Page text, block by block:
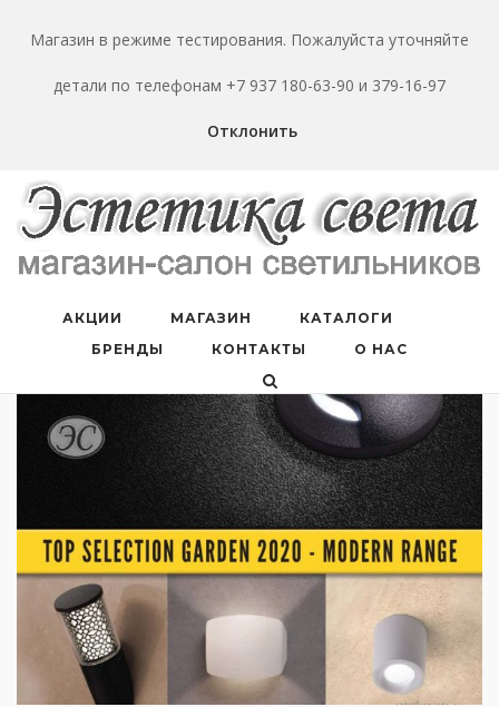
Магазин в режиме тестирования. Пожалуйста уточняйте
детали по телефонам +7 937 180-63-90 и 379-16-97
Отклонить
АКЦИИ МАГАЗИН
КАТАЛОГИ
БРЕНДЫ
КОНТАКТЫ О НАС